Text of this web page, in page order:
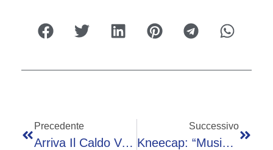
Precedente
Arriva Il Caldo Vero Con L’anticiclone Africano, Attesi Picchi Fino A Quasi 40 Gradi
Successivo
Kneecap: “Musica E Politica Sono Inseparabili. E Non Cambieremo Lingua Per Piacere A Tutti”